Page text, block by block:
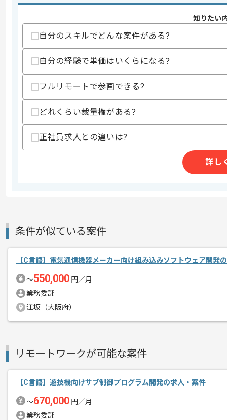
・CUDA C++を用いた開発経験
スキルに不安がある方へ
上記に似た経験やスキルをお持ちであれば申
その他募集要項
作業開始日
週5日常駐での作業を想定しております
新しいアイディアや技術を積極的に導入
スキルアップされたい方、長期的に参
知りたい
自分のスキルでどんな案件がある?
自分の経験で単価はいくらになる?
フルリモートで参画できる?
どれくらい裁量権がある?
正社員求人との違いは?
詳し
条件が似ている案件
【C言語】電気通信機器メーカー向け組み込みソフトウェア開発
〜550,000 円／月
業務委託
江坂（大阪府）
リモートワークが可能な案件
【C言語】遊技機向けサブ制御プログラム開発の求人・案件
〜670,000 円／月
業務委託